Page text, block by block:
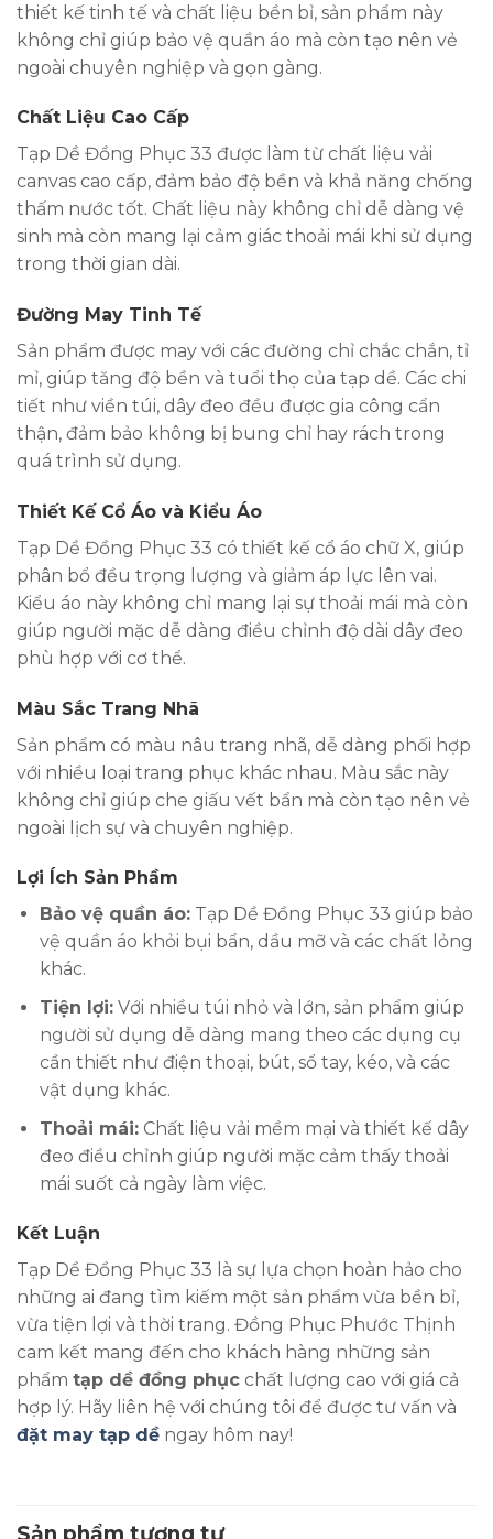
thiết kế tinh tế và chất liệu bền bỉ, sản phẩm này
không chỉ giúp bảo vệ quần áo mà còn tạo nên vẻ
ngoài chuyên nghiệp và gọn gàng.
Chất Liệu Cao Cấp
Tạp Dề Đồng Phục 33 được làm từ chất liệu vải
canvas cao cấp, đảm bảo độ bền và khả năng chống
thấm nước tốt. Chất liệu này không chỉ dễ dàng vệ
sinh mà còn mang lại cảm giác thoải mái khi sử dụng
trong thời gian dài.
Đường May Tinh Tế
Sản phẩm được may với các đường chỉ chắc chắn, tỉ
mỉ, giúp tăng độ bền và tuổi thọ của tạp dề. Các chi
tiết như viền túi, dây đeo đều được gia công cẩn
thận, đảm bảo không bị bung chỉ hay rách trong
quá trình sử dụng.
Thiết Kế Cổ Áo và Kiểu Áo
Tạp Dề Đồng Phục 33 có thiết kế cổ áo chữ X, giúp
phân bổ đều trọng lượng và giảm áp lực lên vai.
Kiểu áo này không chỉ mang lại sự thoải mái mà còn
giúp người mặc dễ dàng điều chỉnh độ dài dây đeo
phù hợp với cơ thể.
Màu Sắc Trang Nhã
Sản phẩm có màu nâu trang nhã, dễ dàng phối hợp
với nhiều loại trang phục khác nhau. Màu sắc này
không chỉ giúp che giấu vết bẩn mà còn tạo nên vẻ
ngoài lịch sự và chuyên nghiệp.
Lợi Ích Sản Phầm
Bảo vệ quần áo:Tạp Dề Đồng Phục 33 giúp bảo
vệ quần áo khỏi bụi bẩn, dầu mỡ và các chất lỏng
khác.
Tiện lợi:Với nhiều túi nhỏ và lớn, sản phẩm giúp
người sử dụng dễ dàng mang theo các dụng cụ
cần thiết như điện thoại, bút, sổ tay, kéo, và các
vật dụng khác.
Thoải mái:Chất liệu vải mềm mại và thiết kế dây
đeo điều chỉnh giúp người mặc cảm thấy thoải
mái suốt cả ngày làm việc.
Kết Luận
Tạp Dề Đồng Phục 33 là sự lựa chọn hoàn hảo cho
những ai đang tìm kiếm một sản phẩm vừa bền bỉ,
vừa tiện lợi và thời trang. Đồng Phục Phước Thịnh
cam kết mang đến cho khách hàng những sản
phẩm tạp dề đồng phục chất lượng cao với giá cả
hợp lý. Hãy liên hệ với chúng tôi để được tư vấn và
đặt may tạp dề ngay hôm nay!